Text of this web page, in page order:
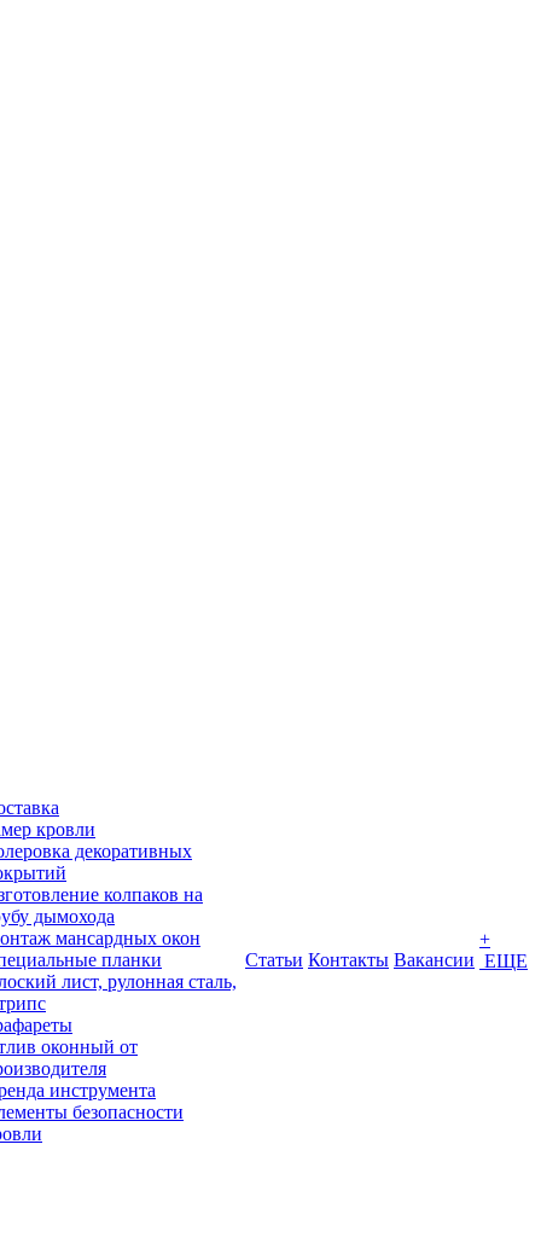
кровли
декоративных
колпаков на
дымохода
мансардных окон
планки
лист, рулонная сталь,
оконный от
инструмента
безопасности
Статьи Контакты Вакансии
+
ЕЩЕ